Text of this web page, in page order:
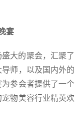
宴
大的聚会，汇聚了
师，以及国内外的
参会者提供了一个
物美容行业精英欢